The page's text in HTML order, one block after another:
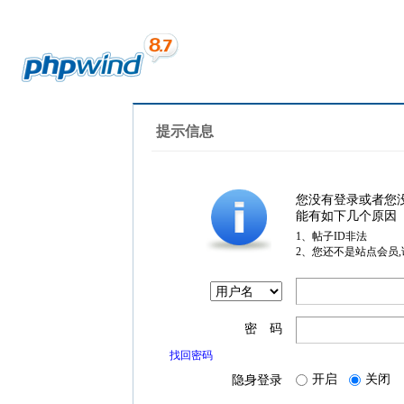
提示信息
您没有登录或者您
能有如下几个原因
1、帖子ID非法
2、您还不是站点会员
密 码
找回密码
隐身登录 开启 关闭